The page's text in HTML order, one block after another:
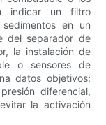
indicar un filtro
en un
del separador de
la instalación de
o sensores de
datos objetivos;
diferencial,
la activación